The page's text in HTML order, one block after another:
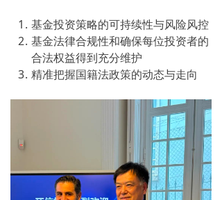
基金投资策略的可持续性与风险风控
基金法律合规性和确保每位投资者的
合法权益得到充分维护
精准把握国籍法政策的动态与走向